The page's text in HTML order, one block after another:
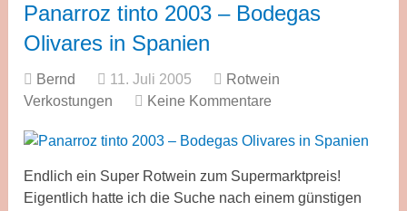
Panarroz tinto 2003 – Bodegas
Olivares in Spanien
Bernd 11. Juli 2005
Rotwein
Verkostungen
Keine Kommentare
Endlich ein Super Rotwein zum Supermarktpreis!
Eigentlich hatte ich die Suche nach einem günstigen